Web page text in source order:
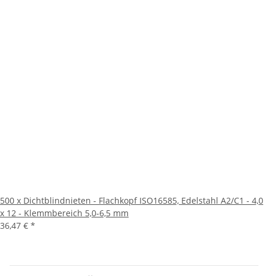
500 x Dichtblindnieten - Flachkopf ISO16585, Edelstahl A2/C1 - 4,0
x 12 - Klemmbereich 5,0-6,5 mm
36,47 € *